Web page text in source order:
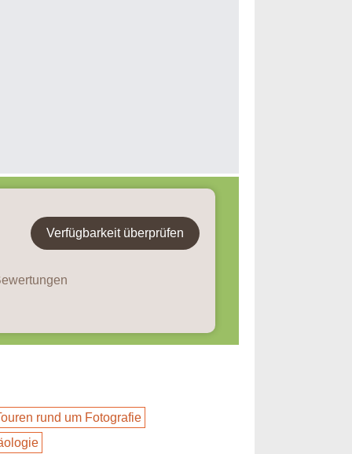
Verfügbarkeit überprüfen
rund um Fotografie